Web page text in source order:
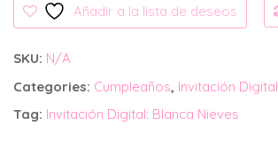
Añadir a la lista de deseos
SKU: N/A
Categories: Cumpleaños, Invitación Digital
Tag: Invitación Digital: Blanca Nieves